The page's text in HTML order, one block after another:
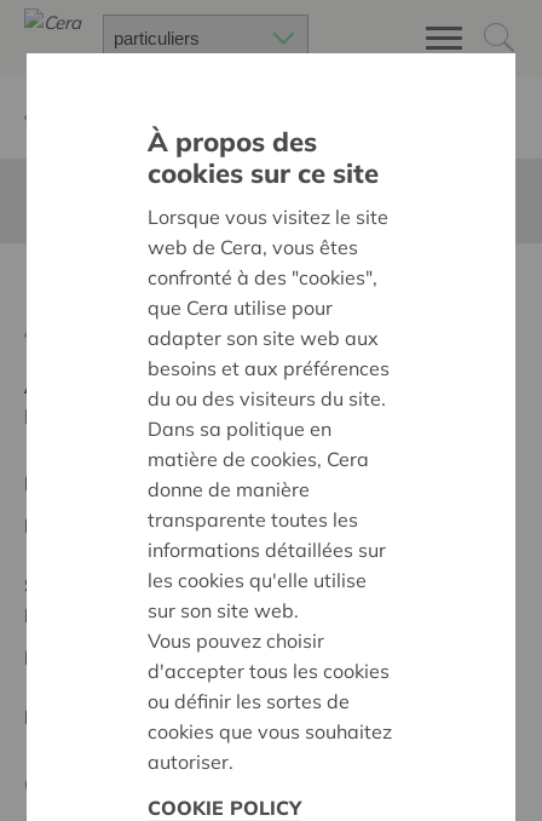
Fraicheur des aliments
Ambition:
Une société solidaire et respectueuse, sans
barrières
Projet régional
Date de début:03/03/2026
Statut:
Namur
Date de décision:
03/03/2026
Décision:
Cera contact
À propos des
cookies sur ce site
Lorsque vous visitez le site
web de Cera, vous êtes
confronté à des "cookies",
que Cera utilise pour
adapter son site web aux
besoins et aux préférences
du ou des visiteurs du site.
Dans sa politique en
matière de cookies, Cera
donne de manière
transparente toutes les
informations détaillées sur
les cookies qu'elle utilise
sur son site web.
Vous pouvez choisir
d'accepter tous les cookies
ou définir les sortes de
cookies que vous souhaitez
autoriser.
COOKIE POLICY